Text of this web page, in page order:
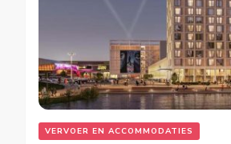
VERVOER EN ACCOMMODATIES